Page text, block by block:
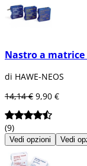
Nastro a
di HAWE-NEOS
14,14 € 9,90 €
(9)
Vedi opzioni Vedi